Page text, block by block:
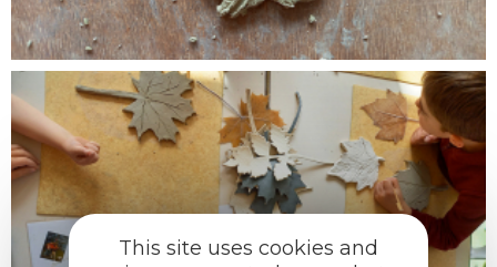
This site uses cookies and